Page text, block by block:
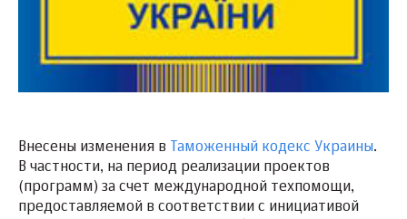
Внесены изменения в Таможенный кодекс Украины.
В частности, на период реализации проектов
(программ) за счет международной техпомощи,
предоставляемой в соответствии с инициативой